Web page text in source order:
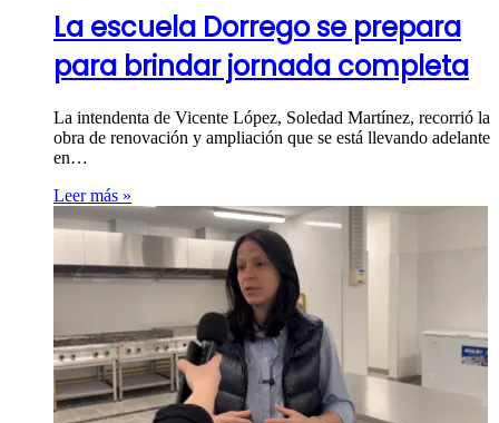
La escuela Dorrego se prepara
para brindar jornada completa
La intendenta de Vicente López, Soledad Martínez, recorrió la
obra de renovación y ampliación que se está llevando adelante
en…
Leer más »